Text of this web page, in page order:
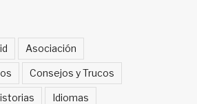
Asociación
Consejos y Trucos
Idiomas